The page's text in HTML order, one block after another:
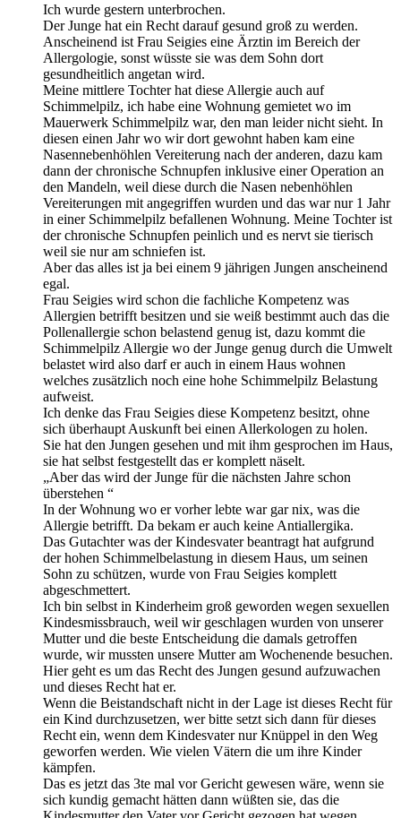
Ich wurde gestern unterbrochen.
Der Junge hat ein Recht darauf gesund groß zu werden.
Anscheinend ist Frau Seigies eine Ärztin im Bereich der
Allergologie, sonst wüsste sie was dem Sohn dort
gesundheitlich angetan wird.
Meine mittlere Tochter hat diese Allergie auch auf
Schimmelpilz, ich habe eine Wohnung gemietet wo im
Mauerwerk Schimmelpilz war, den man leider nicht sieht. In
diesen einen Jahr wo wir dort gewohnt haben kam eine
Nasennebenhöhlen Vereiterung nach der anderen, dazu kam
dann der chronische Schnupfen inklusive einer Operation an
den Mandeln, weil diese durch die Nasen nebenhöhlen
Vereiterungen mit angegriffen wurden und das war nur 1 Jahr
in einer Schimmelpilz befallenen Wohnung. Meine Tochter ist
der chronische Schnupfen peinlich und es nervt sie tierisch
weil sie nur am schniefen ist.
Aber das alles ist ja bei einem 9 jährigen Jungen anscheinend
egal.
Frau Seigies wird schon die fachliche Kompetenz was
Allergien betrifft besitzen und sie weiß bestimmt auch das die
Pollenallergie schon belastend genug ist, dazu kommt die
Schimmelpilz Allergie wo der Junge genug durch die Umwelt
belastet wird also darf er auch in einem Haus wohnen
welches zusätzlich noch eine hohe Schimmelpilz Belastung
aufweist.
Ich denke das Frau Seigies diese Kompetenz besitzt, ohne
sich überhaupt Auskunft bei einen Allerkologen zu holen.
Sie hat den Jungen gesehen und mit ihm gesprochen im Haus,
sie hat selbst festgestellt das er komplett näselt.
„Aber das wird der Junge für die nächsten Jahre schon
überstehen “
In der Wohnung wo er vorher lebte war gar nix, was die
Allergie betrifft. Da bekam er auch keine Antiallergika.
Das Gutachter was der Kindesvater beantragt hat aufgrund
der hohen Schimmelbelastung in diesem Haus, um seinen
Sohn zu schützen, wurde von Frau Seigies komplett
abgeschmettert.
Ich bin selbst in Kinderheim groß geworden wegen sexuellen
Kindesmissbrauch, weil wir geschlagen wurden von unserer
Mutter und die beste Entscheidung die damals getroffen
wurde, wir mussten unsere Mutter am Wochenende besuchen.
Hier geht es um das Recht des Jungen gesund aufzuwachen
und dieses Recht hat er.
Wenn die Beistandschaft nicht in der Lage ist dieses Recht für
ein Kind durchzusetzen, wer bitte setzt sich dann für dieses
Recht ein, wenn dem Kindesvater nur Knüppel in den Weg
geworfen werden. Wie vielen Vätern die um ihre Kinder
kämpfen.
Das es jetzt das 3te mal vor Gericht gewesen wäre, wenn sie
sich kundig gemacht hätten dann wüßten sie, das die